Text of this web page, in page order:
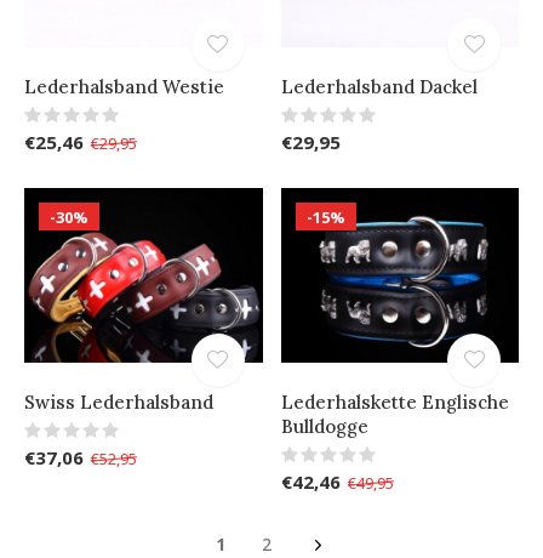
Lederhalsband Westie
€25,46 €29,95
Lederhalsband Dackel
€29,95
-30%
Swiss Lederhalsband
€37,06 €52,95
-15%
Lederhalskette Englische
Bulldogge
€42,46 €49,95
1 2